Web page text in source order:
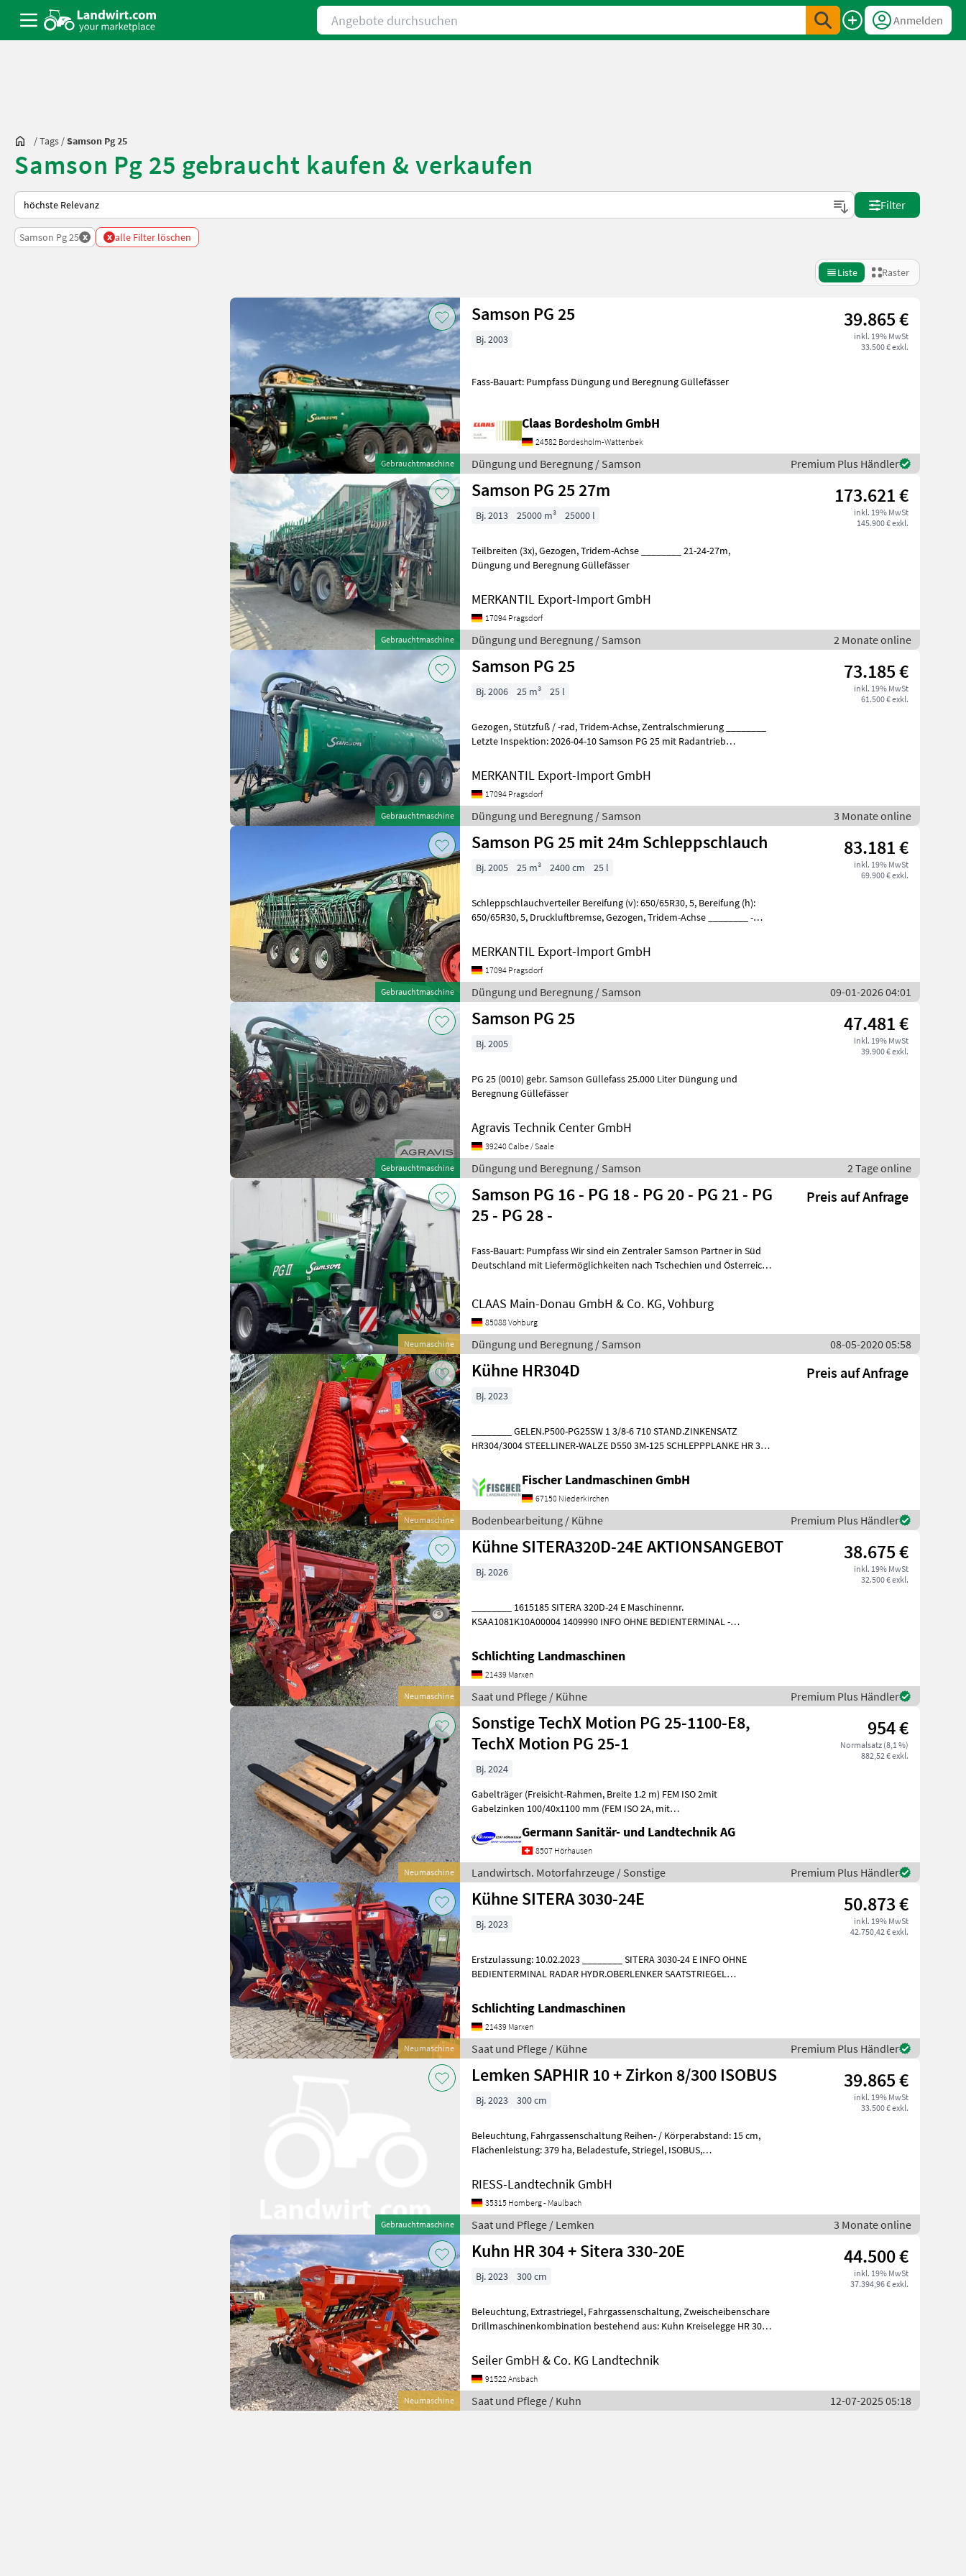
Angebote durchsuchen
Anmelden
/Tags /Samson Pg 25
Samson Pg 25 gebraucht kaufen & verkaufen
So wird auf Landwirt.com sortiert
Filter
Samson Pg 25 x x alle Filter löschen
Liste Raster
Gebrauchtmaschine
Samson PG 25 39.865 €
inkl. 19% MwSt
33.500 € exkl.
Bj. 2003
Fass-Bauart: Pumpfass Düngung und Beregnung Güllefässer
Claas Bordesholm GmbH
24582 Bordesholm-Wattenbek
Düngung und Beregnung / Samson Premium Plus Händler
Gebrauchtmaschine
Samson PG 25 27m 173.621 €
inkl. 19% MwSt
145.900 € exkl.
Bj. 2013 25000 m³ 25000 l
Teilbreiten (3x), Gezogen, Tridem-Achse ________ 21-24-27m,
Düngung und Beregnung Güllefässer
MERKANTIL Export-Import GmbH
17094 Pragsdorf
Düngung und Beregnung / Samson 2 Monate online
Gebrauchtmaschine
Samson PG 25 73.185 €
inkl. 19% MwSt
61.500 € exkl.
Bj. 2006 25 m³ 25 l
Gezogen, Stützfuß / -rad, Tridem-Achse, Zentralschmierung ________
Letzte Inspektion: 2026-04-10 Samson PG 25 mit Radantrieb
MERKANTIL Export-Import GmbH
17094 Pragsdorf
Düngung und Beregnung / Samson 3 Monate online
Gebrauchtmaschine
Samson PG 25 mit 24m Schleppschlauch 83.181 €
inkl. 19% MwSt
69.900 € exkl.
Bj. 2005 25 m³ 2400 cm 25 l
Schleppschlauchverteiler Bereifung (v): 650/65R30, 5, Bereifung (h):
650/65R30, 5, Druckluftbremse, Gezogen, Tridem-Achse ________ -
MERKANTIL Export-Import GmbH
17094 Pragsdorf
Düngung und Beregnung / Samson 09-01-2026 04:01
Gebrauchtmaschine
Samson PG 25 47.481 €
inkl. 19% MwSt
39.900 € exkl.
Bj. 2005
PG 25 (0010) gebr. Samson Güllefass 25.000 Liter Düngung und
Beregnung Güllefässer
Agravis Technik Center GmbH
39240 Calbe / Saale
Düngung und Beregnung / Samson 2 Tage online
Neumaschine
Samson PG 16 - PG 18 - PG 20 - PG 21 - PG
25 - PG 28 -
Preis auf Anfrage
Fass-Bauart: Pumpfass Wir sind ein Zentraler Samson Partner in Süd
Deutschland mit Liefermöglichkeiten nach Tschechien und Österreich.
CLAAS Main-Donau GmbH & Co. KG, Vohburg
85088 Vohburg
Düngung und Beregnung / Samson 08-05-2020 05:58
Neumaschine
Kühne HR304D Preis auf Anfrage
Bj. 2023
________ GELEN.P500-PG25SW 1 3/8-6 710 STAND.ZINKENSATZ
HR304/3004 STEELLINER-WALZE D550 3M-125 SCHLEPPPLANKE HR 3 M
Fischer Landmaschinen GmbH
67150 Niederkirchen
Bodenbearbeitung / Kühne Premium Plus Händler
Neumaschine
Kühne SITERA320D-24E AKTIONSANGEBOT 38.675 €
inkl. 19% MwSt
32.500 € exkl.
Bj. 2026
________ 1615185 SITERA 320D-24 E Maschinennr.
KSAA1081K10A00004 1409990 INFO OHNE BEDIENTERMINAL -
HYDR.OBERLENKE
Schlichting Landmaschinen
21439 Marxen
Saat und Pflege / Kühne Premium Plus Händler
Neumaschine
Sonstige TechX Motion PG 25-1100-E8,
TechX Motion PG 25-1
954 €
Normalsatz (8,1 %)
882,52 € exkl.
Bj. 2024
Gabelträger (Freisicht-Rahmen, Breite 1.2 m) FEM ISO 2mit
Gabelzinken 100/40x1100 mm (FEM ISO 2A, mit
Germann Sanitär- und Landtechnik AG
8507 Hörhausen
Landwirtsch. Motorfahrzeuge / Sonstige Premium Plus Händler
Neumaschine
Kühne SITERA 3030-24E 50.873 €
inkl. 19% MwSt
42.750,42 € exkl.
Bj. 2023
Erstzulassung: 10.02.2023 ________ SITERA 3030-24 E INFO OHNE
BEDIENTERMINAL RADAR HYDR.OBERLENKER SAATSTRIEGEL
Schlichting Landmaschinen
21439 Marxen
Saat und Pflege / Kühne Premium Plus Händler
Gebrauchtmaschine
Lemken SAPHIR 10 + Zirkon 8/300 ISOBUS 39.865 €
inkl. 19% MwSt
33.500 € exkl.
Bj. 2023 300 cm
Beleuchtung, Fahrgassenschaltung Reihen- / Körperabstand: 15 cm,
Flächenleistung: 379 ha, Beladestufe, Striegel, ISOBUS,
RIESS-Landtechnik GmbH
35315 Homberg - Maulbach
Saat und Pflege / Lemken 3 Monate online
Neumaschine
Kuhn HR 304 + Sitera 330-20E 44.500 €
inkl. 19% MwSt
37.394,96 € exkl.
Bj. 2023 300 cm
Beleuchtung, Extrastriegel, Fahrgassenschaltung, Zweischeibenschare
Drillmaschinenkombination bestehend aus: Kuhn Kreiselegge HR 304
Seiler GmbH & Co. KG Landtechnik
91522 Ansbach
Saat und Pflege / Kuhn 12-07-2025 05:18